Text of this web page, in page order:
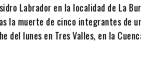
Labrador en la localidad de La
la muerte de cinco integrantes de
del lunes en Tres Valles, en la